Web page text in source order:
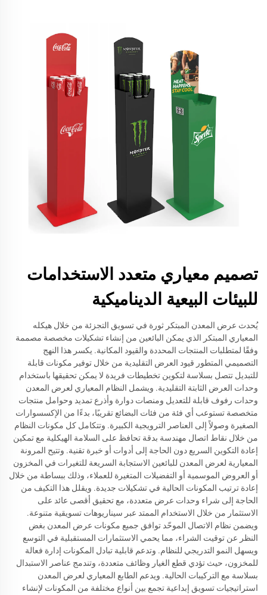
تصميم معياري متعدد الاستخدامات
للبيئات البيعية الديناميكية
يُحدث عرض المعدن المبتكر ثورة في تسويق التجزئة من خلال هيكله
المعياري المبتكر الذي يمكن البائعين من إنشاء تشكيلات مخصصة مصممة
وفقًا لمتطلبات المنتجات المحددة والقيود المكانية. يكسر هذا النهج
التصميمي المتطور قيود العرض التقليدية من خلال توفير مكونات قابلة
للتبديل تتصل بسلاسة لتكوين تخطيطات فريدة لا يمكن تحقيقها باستخدام
وحدات العرض الثابتة التقليدية. ويشمل النظام المعياري لعرض المعدن
وحدات رفوف قابلة للتعديل ومنصات دوارة وأذرع تمديد وحوامل منتجات
متخصصة تستوعب أي فئة من فئات البضائع تقريبًا، بدءًا من الإكسسوارات
الصغيرة وصولاً إلى العناصر الترويجية الكبيرة. وتتكامل كل مكونات النظام
من خلال نقاط اتصال مهندسة بدقة تحافظ على السلامة الهيكلية مع تمكين
إعادة التكوين السريع دون الحاجة إلى أدوات أو خبرة تقنية. وتتيح المرونة
المعيارية لعرض المعدن للبائعين الاستجابة السريعة للتغيرات في المخزون
أو العروض الموسمية أو التفضيلات المتغيرة للعملاء، وذلك ببساطة من خلال
إعادة ترتيب المكونات الحالية في تشكيلات جديدة. ويقلل هذا التكيف من
الحاجة إلى شراء وحدات عرض متعددة، مع تحقيق أقصى عائد على
الاستثمار من خلال الاستخدام الممتد عبر سيناريوهات تسويقية متنوعة.
ويضمن نظام الاتصال الموحّد توافق جميع مكونات عرض المعدن بغض
النظر عن توقيت الشراء، مما يحمي الاستثمارات المستقبلية في التوسع
ويسهل النمو التدريجي للنظام. وتدعم قابلية تبادل المكونات إدارة فعالة
للمخزون، حيث تؤدي قطع الغيار وظائف متعددة، وتندمج عناصر الاستبدال
بسلاسة مع التركيبات الحالية. ويدعم الطابع المعياري لعرض المعدن
استراتيجيات تسويق إبداعية تجمع بين أنواع مختلفة من المكونات لإنشاء